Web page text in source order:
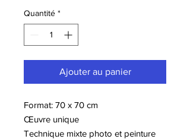
Quantité *
Ajouter au panier
Format: 70 x 70 cm
Œuvre unique
Technique mixte photo et peinture